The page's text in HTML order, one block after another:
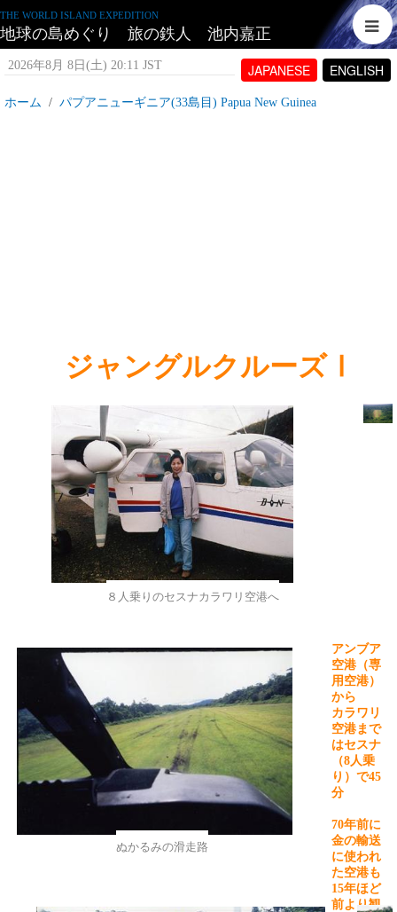
THE WORLD ISLAND EXPEDITION
地球の島めぐり 旅の鉄人 池内嘉正
JAPANESE ENGLISH
2026年8月 8日(土) 20:11 JST
ホーム パプアニューギニア(33島目) Papua New Guinea
ぬかるみの滑走路
８人乗りのセスナカラワリ空港へ
アンブア
空港（専
用空港）
から
カラワリ
空港まで
はセスナ
（8人乗
り）で45
分
70年前に
金の輸送
に使われ
た空港も
15年ほど
前より観
ジャングルクルーズⅠ